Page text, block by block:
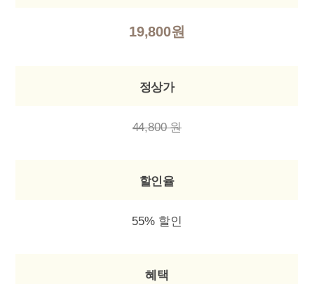
19,800원
정상가
44,800 원
할인율
55% 할인
혜택